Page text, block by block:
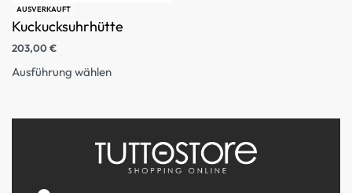
AUSVERKAUFT
Kuckucksuhrhütte
203,00€
Ausführung wählen